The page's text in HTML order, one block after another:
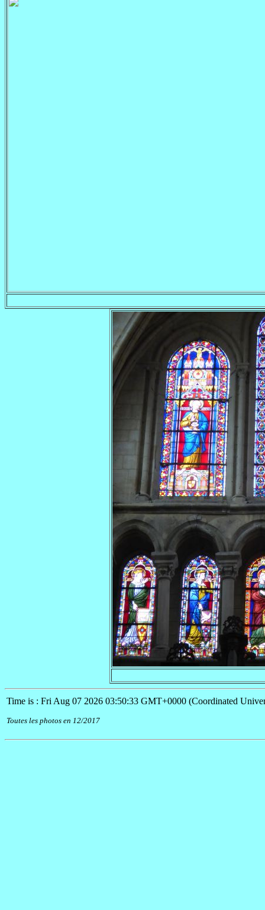
Time is : Fri Aug 07 2026 03:50:33 GMT+0000 (Coordinated
Toutes les photos en 12/2017